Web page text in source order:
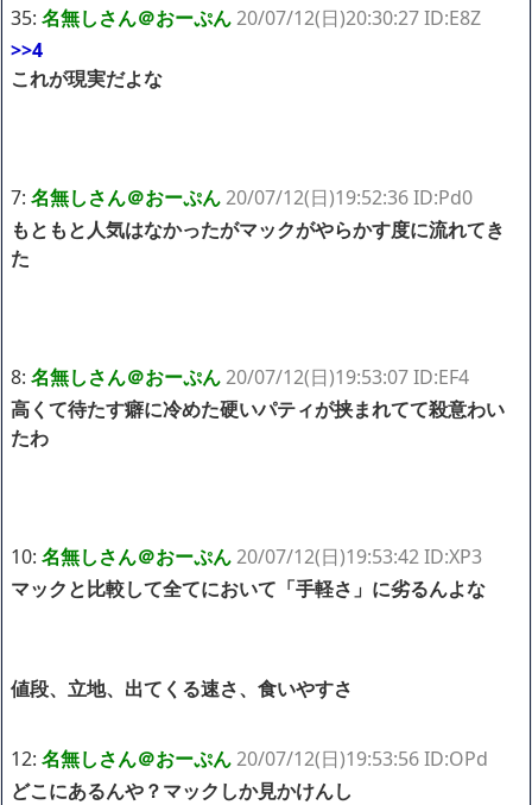
35: 名無しさん＠おーぷん20/07/12(日)20:30:27 ID:E8Z
>>4
これが現実だよな
7: 名無しさん＠おーぷん20/07/12(日)19:52:36 ID:Pd0
もともと人気はなかったがマックがやらかす度に流れてき
た
8: 名無しさん＠おーぷん20/07/12(日)19:53:07 ID:EF4
高くて待たす癖に冷めた硬いパティが挟まれてて殺意わい
たわ
10: 名無しさん＠おーぷん20/07/12(日)19:53:42 ID:XP3
マックと比較して全てにおいて「手軽さ」に劣るんよな
値段、立地、出てくる速さ、食いやすさ
12: 名無しさん＠おーぷん20/07/12(日)19:53:56 ID:OPd
どこにあるんや？マックしか見かけんし